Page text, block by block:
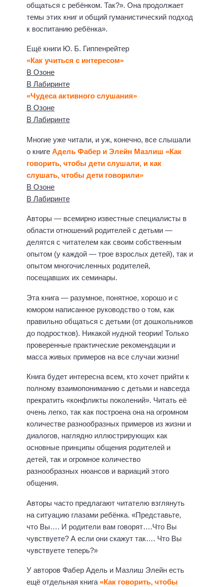
общаться с ребёнком. Так?». Она продолжает
темы этих книг и общий гуманистический подход
к воспитанию ребёнка».
Ещё книги Ю. Б. Гиппенрейтер
«Как учиться с интересом»
В Озоне
В Лабиринте
«Чудеса активного слушания»
В Озоне
В Лабиринте
Многие уже читали, и уж, конечно, все слышали
о книге Адель Фабер и Элейн Мазлиш «Как
говорить, чтобы дети слушали, и как
слушать, чтобы дети говорили»
В Озоне
В Лабиринте
Авторы — всемирно известные специалисты в
области отношений родителей с детьми —
делятся с читателем как своим собственным
опытом (у каждой — трое взрослых детей), так и
опытом многочисленных родителей,
посещавших их семинары.
Эта книга — разумное, понятное, хорошо и с
юмором написанное руководство о том, как
правильно общаться с детьми (от дошкольников
до подростков). Никакой нудной теории! Только
проверенные практические рекомендации и
масса живых примеров на все случаи жизни!
Книга будет интересна всем, кто хочет прийти к
полному взаимопониманию с детьми и навсегда
прекратить «конфликты поколений». Читать её
очень легко, так как построена она на огромном
количестве разнообразных примеров из жизни и
диалогов, наглядно иллюстрирующих как
основные принципы общения родителей и
детей, так и огромное количество
разнообразных нюансов и вариаций этого
общения.
Авторы часто предлагают читателю взглянуть
на ситуацию глазами ребёнка. «Представьте,
что Вы…. И родители вам говорят….Что Вы
чувствуете? А если они скажут так…. Что Вы
чувствуете теперь?»
У авторов Фабер Адель и Мазлиш Элейн есть
ещё отдельная книга«Как говорить, чтобы